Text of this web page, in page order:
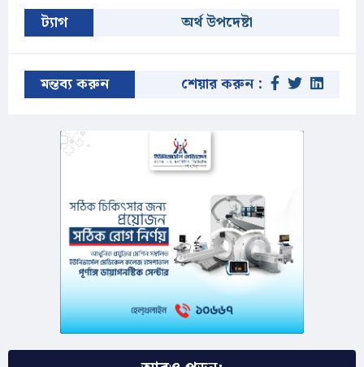
ট্যাগ অর্থ উপদেষ্টা
মন্তব্য করুন শেয়ার করুন :